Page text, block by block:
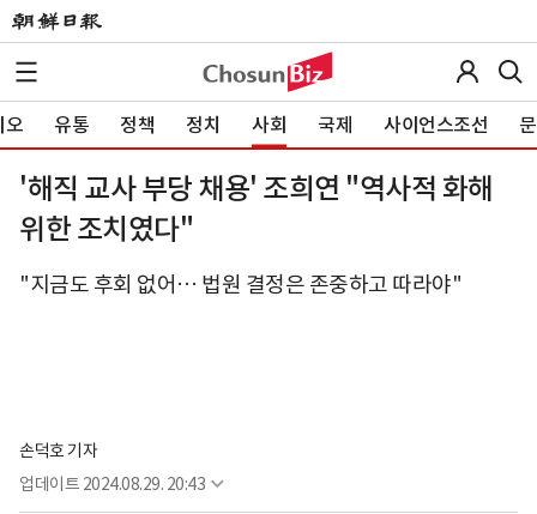
오 유통 정책 정치 사회 국제 사이언스조선
'해직 교사 부당 채용' 조희연 "역사적 화해
위한 조치였다"
"지금도 후회 없어… 법원 결정은 존중하고 따라야"
손덕호 기자
업데이트 2024.08.29. 20:43